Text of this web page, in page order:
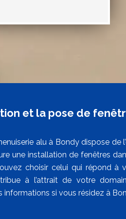
et la pose de
alu à Bondy dispose de
une installation de fenêtres
choisir celui qui répond à
à l’attrait de votre
si vous résidez à